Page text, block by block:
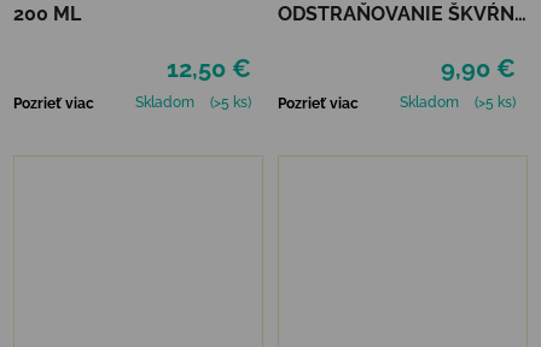
200 ML
12,50 €
Pozrieť viac Skladom (>5 ks)
ODSTRAŇOVANIE ŠKVŔN
9,90 €
Pozrieť viac Skladom (>5 ks)